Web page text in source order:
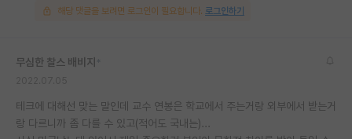
해당 댓글을 보려면 로그인이 필요합니다. 로그인하기
무심한 찰스 배비지
테크에 대해선 맞는 말인데 교수 연봉은 학교에서 주는거랑 외부에서 받는거
랑 다르니까 좀 다를 수 있고(적어도 국내는)...